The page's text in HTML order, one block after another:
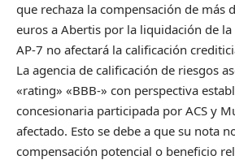
que rechaza la compensación de más
euros a Abertis por la liquidación de
AP-7 no afectará la calificación
La agencia de calificación de riesgos
«rating» «BBB-» con perspectiva
concesionaria participada por ACS y
afectado. Esto se debe a que su nota
compensación potencial o beneficio